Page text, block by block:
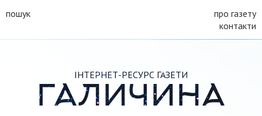
пошук
про газету
контакти
ІНТЕРНЕТ-РЕСУРС ГАЗЕТИ
ГАЛИЧИНА